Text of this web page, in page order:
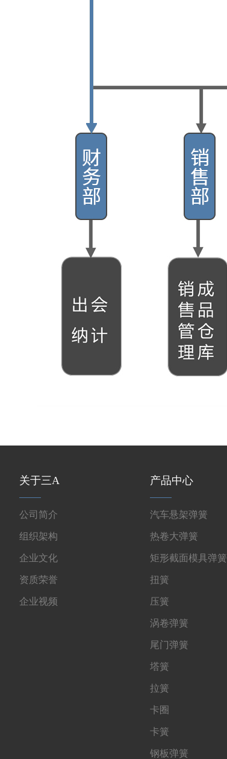
关于三A
公司简介
组织架构
企业文化
资质荣誉
企业视频
产品中心
汽车悬架弹簧
热卷大弹簧
矩形截面模具弹簧
扭簧
压簧
涡卷弹簧
尾门弹簧
塔簧
拉簧
卡圈
卡簧
钢板弹簧